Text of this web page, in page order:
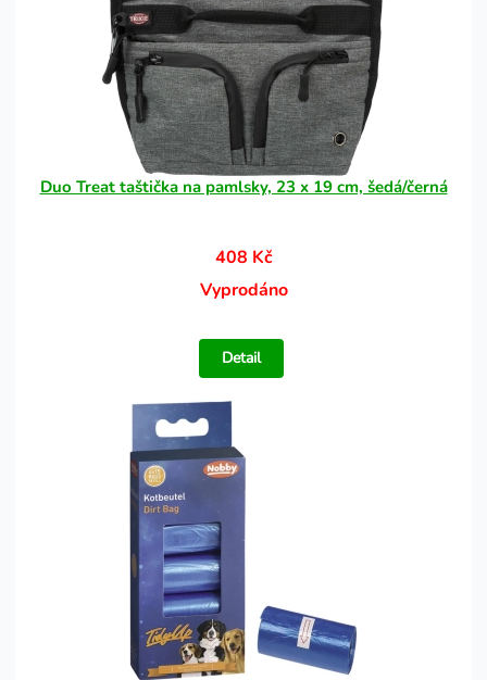
Duo Treat taštička na pamlsky, 23 x 19 cm, šedá/černá
408 Kč
Vyprodáno
Detail